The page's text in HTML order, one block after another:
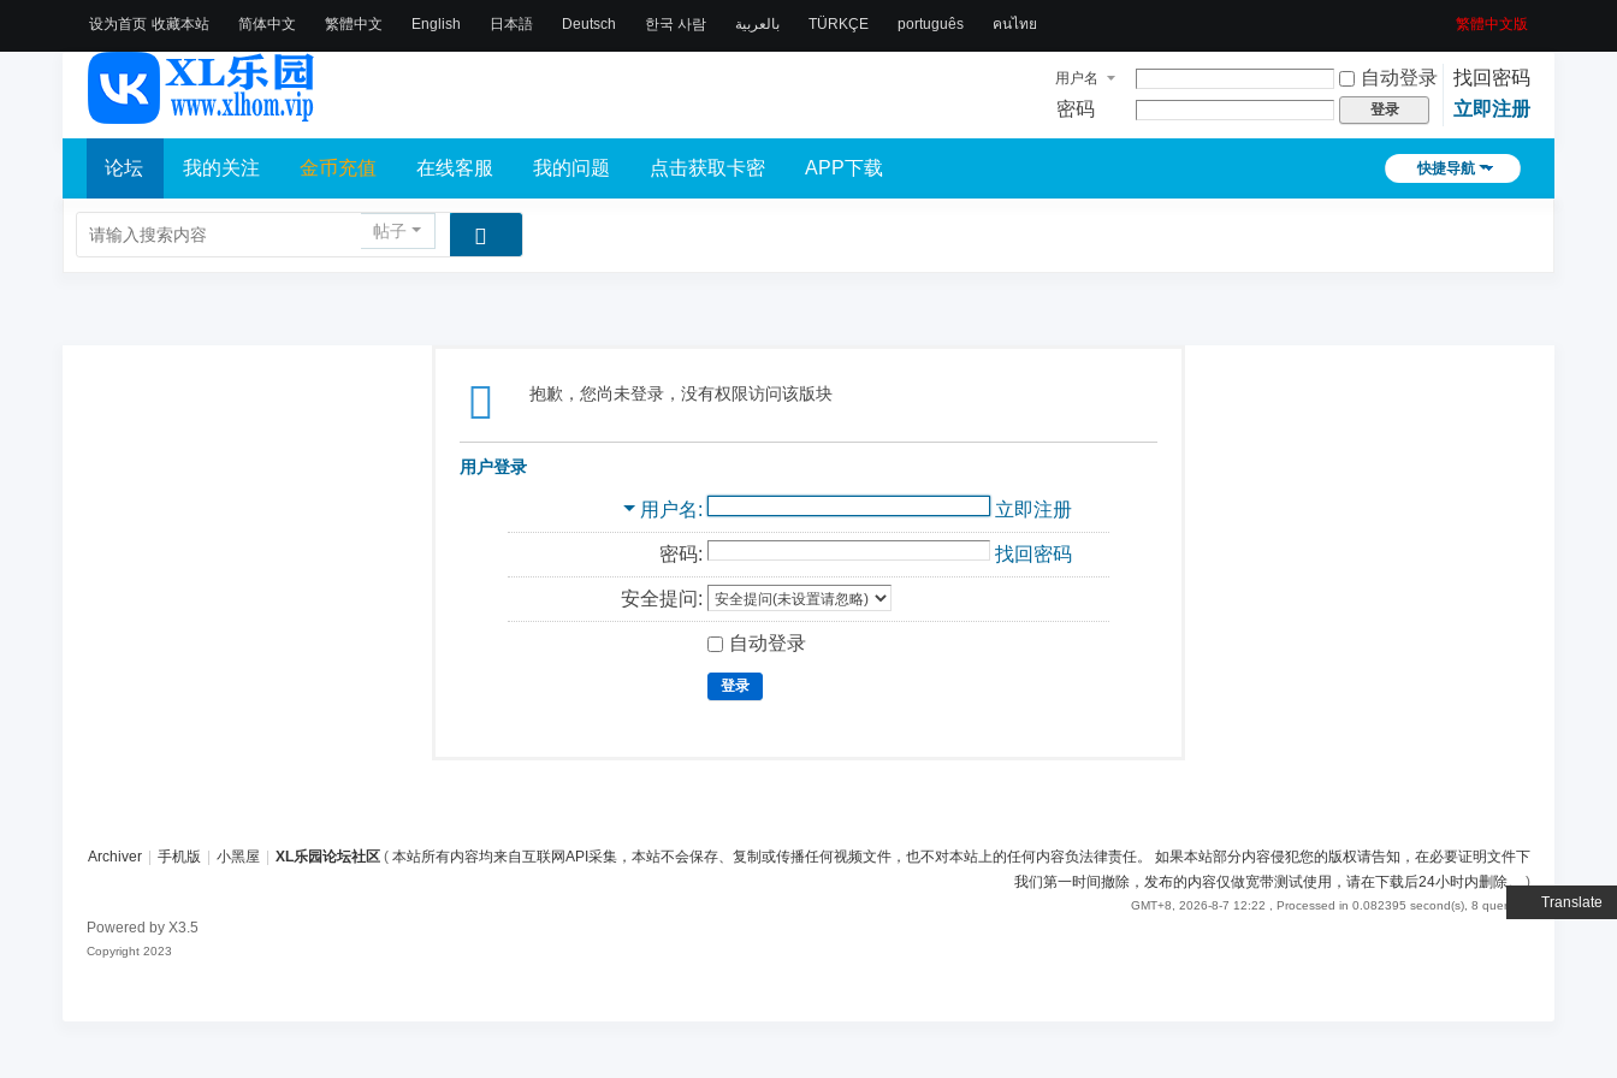
设为首页 收藏本站
Translate
简体中文 繁體中文 English 日本語 Deutsch 한국 사람 بالعربية TÜRKÇE português คนไทย 繁體中文版
用户名 自动登录
找回密码
密码
登录 立即注册
快捷导航
论坛 我的关注 金币充值 在线客服 我的问题 点击获取卡密 APP下载
帖子
抱歉，您尚未登录，没有权限访问该版块
用户登录
用户名 立即注册
密码: 找回密码
安全提问:
自动登录
登录
Archiver 手机版 小黑屋 XL乐园论坛社区 ( 本站所有内容均来自互联网API采集，本站不会保存、复制或传播任何视频文件，也不对本站上的任何内容负法律责任。 如果本站部分内容侵犯您的版权请告知，在必要证明文件下
我们第一时间撤除，发布的内容仅做宽带测试使用，请在下载后24小时内删除。)
GMT+8, 2026-8-7 12:22 , Processed in 0.082395 second(s), 8 queries .
Powered by X3.5
Copyright 2023